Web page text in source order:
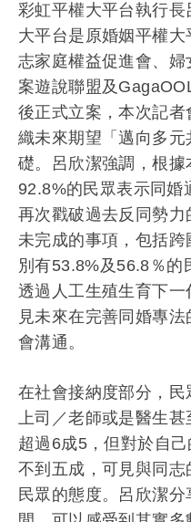
彩虹平權大平台執行
大平台是原婚姻平權大
志家庭權益促進會、婦
案遊說聯盟及
後正式立案，本次記者
織未來期望「邁向多元
礎。呂欣潔強調，根據
92.8%的民眾表示同婚
再次戳破過去反同勢
未完成的事項， 包括跨
別有53.8%及56.8％ 的
透過人工生殖生育下
見未來在完善同婚專
會溝通。
在社會接納度部分，民
上司／老師或是醫生甚
超過6成5，但對於自
不到五成， 可見與同志
民眾的態度。呂欣潔分